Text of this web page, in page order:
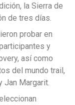
la Sierra de
de tres días.
probar en
y
así como
del mundo trail,
Jan Margarit.